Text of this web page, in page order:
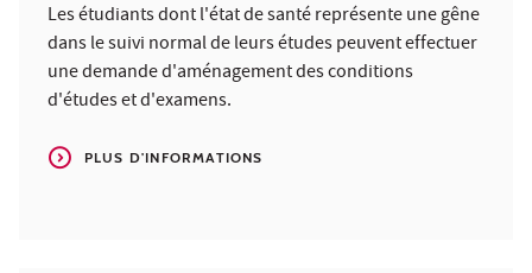
Les étudiants dont l'état de santé représente une gêne
dans le suivi normal de leurs études peuvent effectuer
une demande d'aménagement des conditions
d'études et d'examens.
PLUS D'INFORMATIONS